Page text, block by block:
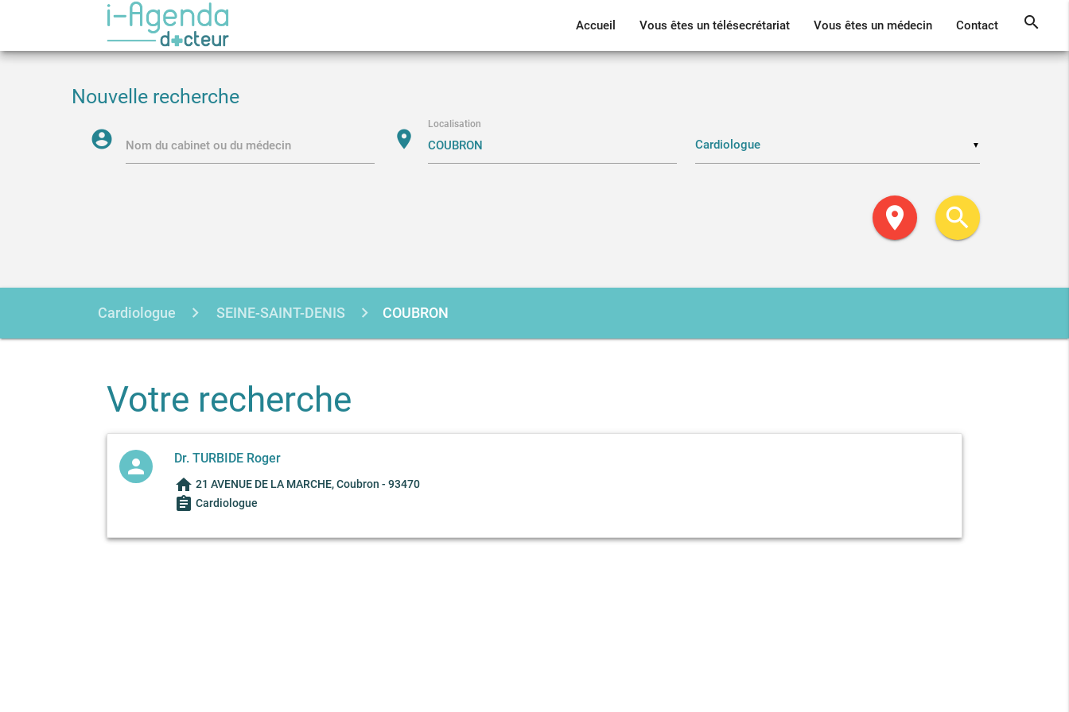
Accueil Vous êtes un télésecrétariat Vous êtes un médecin Contact search
Nouvelle recherche
account_circle Nom du cabinet ou du médecin location_on
Localisation
▼
location_on search
Cardiologue SEINE-SAINT-DENIS COUBRON
Votre recherche
person Dr. TURBIDE Roger
home 21 AVENUE DE LA MARCHE, Coubron - 93470
assignment Cardiologue